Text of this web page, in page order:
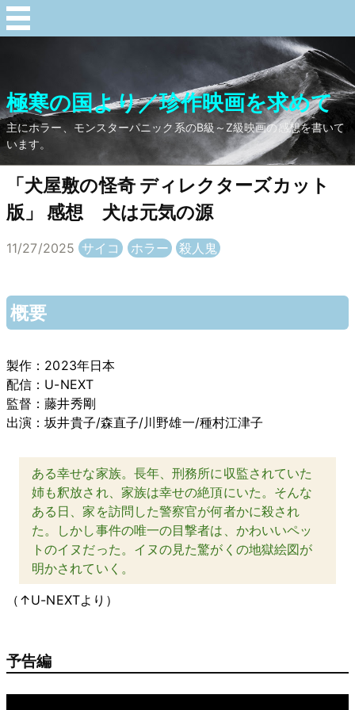
極寒の国より／珍作映画を求めて
主にホラー、モンスターパニック系のB級～Z級映画の感想を書いて
います。
「犬屋敷の怪奇 ディレクターズカット
版」 感想 犬は元気の源
11/27/2025 サイコ ホラー 殺人鬼
概要
製作：2023年日本
配信：U-NEXT
監督：藤井秀剛
出演：坂井貴子/森直子/川野雄一/種村江津子
ある幸せな家族。長年、刑務所に収監されていた
姉も釈放され、家族は幸せの絶頂にいた。そんな
ある日、家を訪問した警察官が何者かに殺され
た。しかし事件の唯一の目撃者は、かわいいペッ
トのイヌだった。イヌの見た驚がくの地獄絵図が
明かされていく。
（↑U-NEXTより）
予告編